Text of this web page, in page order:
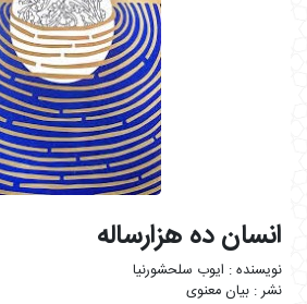
انسان ده هزارساله
ایوب سلحشورنیا
بیان معنوی